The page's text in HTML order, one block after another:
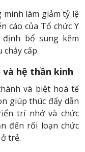
minh làm giảm tỷ lệ
cáo của Tổ chức Y
bổ sung kẽm
cấp.
và hệ thần kinh
và biệt hoá tế
giúp thúc đẩy dẫn
trí nhớ và chức
đến rối loạn chức
trẻ.